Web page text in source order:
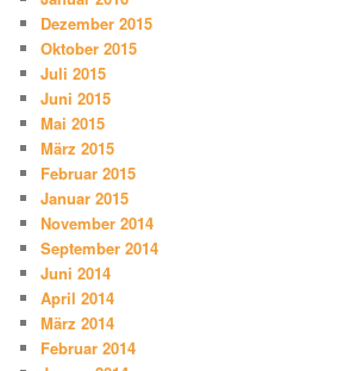
Dezember 2015
Oktober 2015
Juli 2015
Juni 2015
Mai 2015
März 2015
Februar 2015
Januar 2015
November 2014
September 2014
Juni 2014
April 2014
März 2014
Februar 2014